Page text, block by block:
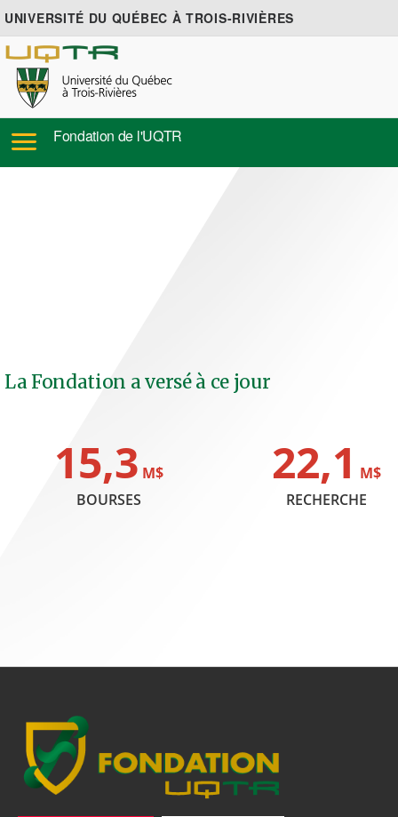
UNIVERSITÉ DU QUÉBEC À TROIS-RIVIÈRES
Fondation de l'UQTR
La Fondation a versé à ce jour
15,3 M$
BOURSES
22,1 M$
RECHERCHE